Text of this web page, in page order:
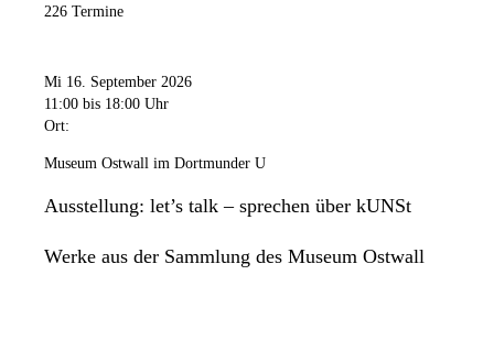
226 Termine
Mi 16. September 2026
11:00 bis 18:00 Uhr
Ort:
Museum Ostwall im Dortmunder U
Ausstellung: let’s talk – sprechen über kUNSt
Werke aus der Sammlung des Museum Ostwall